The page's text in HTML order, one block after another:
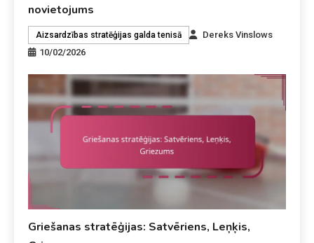
novietojums
Aizsardzības stratēģijas galda tenisā
Dereks Vinslows
10/02/2026
Griešanas stratēģijas: Satvēriens, Leņķis,